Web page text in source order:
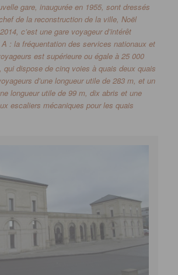
gare, inaugurée en 1955, sont dressés
de la reconstruction de la ville, Noël
c’est une gare voyageur d’intérêt
A : la fréquentation des services nationaux et
est supérieure ou égale à 25 000
, qui dispose de cinq voies à quais deux quais
d’une longueur utile de 283 m, et un
longueur utile de 99 m, dix abris et une
escaliers mécaniques pour les quais